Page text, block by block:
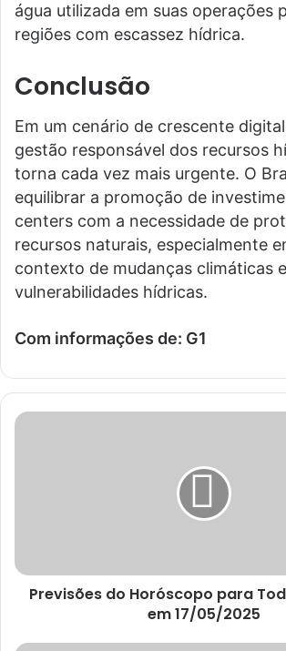
água utilizada em suas operações
regiões com escassez hídrica.
Conclusão
Em um cenário de crescente
gestão responsável dos recursos
torna cada vez mais urgente. O
equilibrar a promoção de
centers com a necessidade de
recursos naturais, especialmente
contexto de mudanças climáticas e
vulnerabilidades hídricas.
Com informações de: G1
Previsões do Horóscopo para
em 17/05/2025